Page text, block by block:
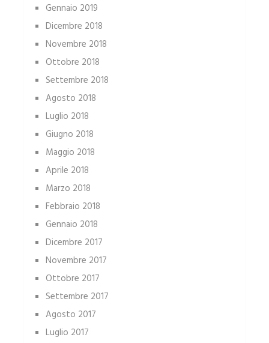
Gennaio 2019
Dicembre 2018
Novembre 2018
Ottobre 2018
Settembre 2018
Agosto 2018
Luglio 2018
Giugno 2018
Maggio 2018
Aprile 2018
Marzo 2018
Febbraio 2018
Gennaio 2018
Dicembre 2017
Novembre 2017
Ottobre 2017
Settembre 2017
Agosto 2017
Luglio 2017